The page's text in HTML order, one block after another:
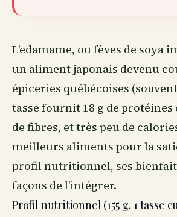
L’edamame, ou fèves de soya
un aliment japonais devenu
épiceries québécoises
tasse fournit 18 g de protéines
de fibres, et très peu de
meilleurs aliments pour la
profil nutritionnel, ses
façons de l’intégrer.
Profil nutritionnel (155 g, 1 tasse